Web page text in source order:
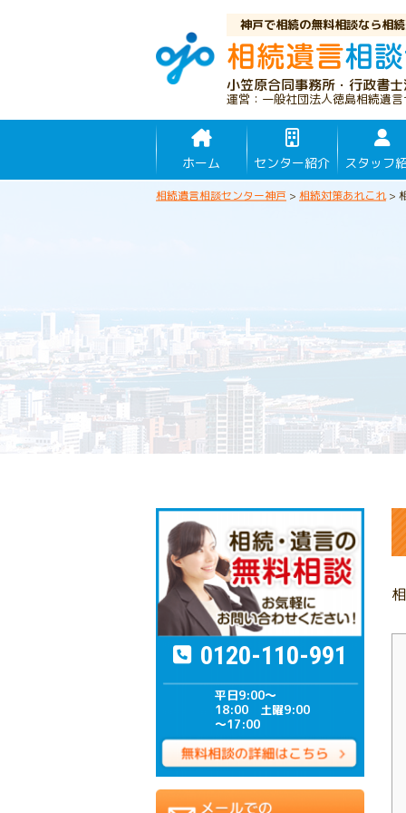
神戸で相続の無料相談なら相
小笠原合同事務所・行政書
運営：一般社団法人徳島相続遺
ホーム センター紹介 スタッフ
相続遺言相談センター神戸 > 相続対策あれこれ>
0120-110-991
平日9:00～
18:00 土曜9:00
～17:00